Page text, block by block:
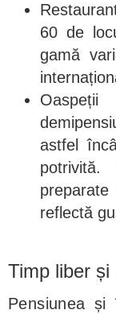
60 de
gamă
astfel
potrivită.
reflectă
Timp liber
Pensiunea și